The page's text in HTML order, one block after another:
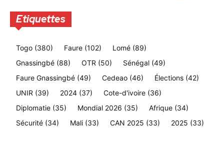
Etiquettes
Togo (380) Faure (102) Lomé (89)
Gnassingbé (88) OTR (50) Sénégal (49)
Faure Gnassingbé (49) Cedeao (46) Élections (42)
UNIR (39) 2024 (37) Cote-d'ivoire (36)
Diplomatie (35) Mondial 2026 (35) Afrique (34)
Sécurité (34) Mali (33) CAN 2025 (33) 2025 (33)